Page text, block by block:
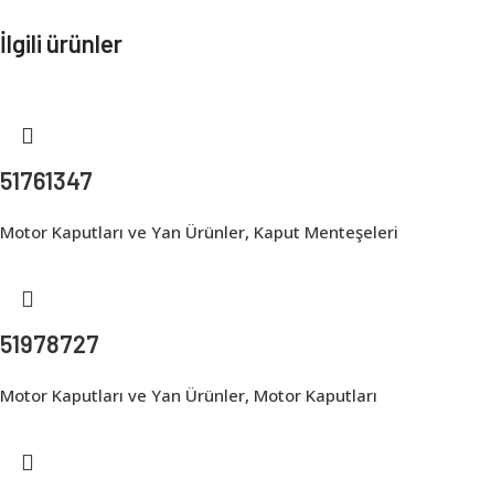
İlgili ürünler
51761347
Motor Kaputları ve Yan Ürünler, Kaput Menteşeleri
51978727
Motor Kaputları ve Yan Ürünler, Motor Kaputları